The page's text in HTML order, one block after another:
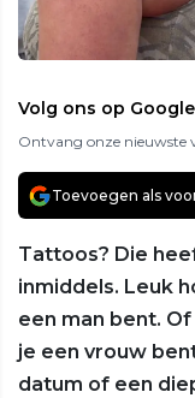
Volg ons op Google
Ontvang onze nieuwste
Toevoegen als
Tattoos? Die
inmiddels. Leuk
een man bent.
je een vrouw
datum of een